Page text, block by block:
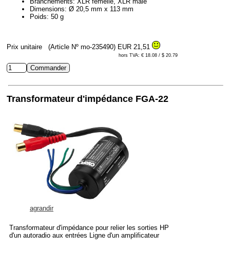
Dimensions: Ø 20,5 mm x 113 mm
Poids: 50 g
Prix unitaire (Article Nº mo-235490) EUR 21,51
hors TVA: € 18.08 / $ 20.79
Transformateur d'impédance FGA-22
agrandir
Transformateur d'impédance pour relier les sorties HP
d'un autoradio aux entrées Ligne d'un amplificateur